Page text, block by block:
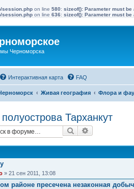
session.php on line 580: sizeof(): Parameter must
session.php on line 636: sizeof(): Parameter must
Черноморска
Интерактивная карта FAQ
Живая география Флора и
Тарханкут
Поиск
» 21 сен 2011, 13:08
районе пресечена незаконная